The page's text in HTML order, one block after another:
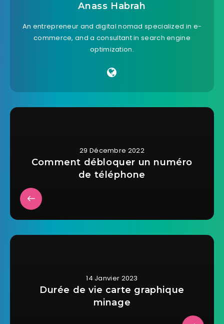
Anass Habrah
An entrepreneur and digital nomad specialized in e-
commerce, and a consultant in search engine
optimization.
29 Décembre 2022
Comment débloquer un numéro
de téléphone
14 Janvier 2023
Durée de vie carte graphique
minage